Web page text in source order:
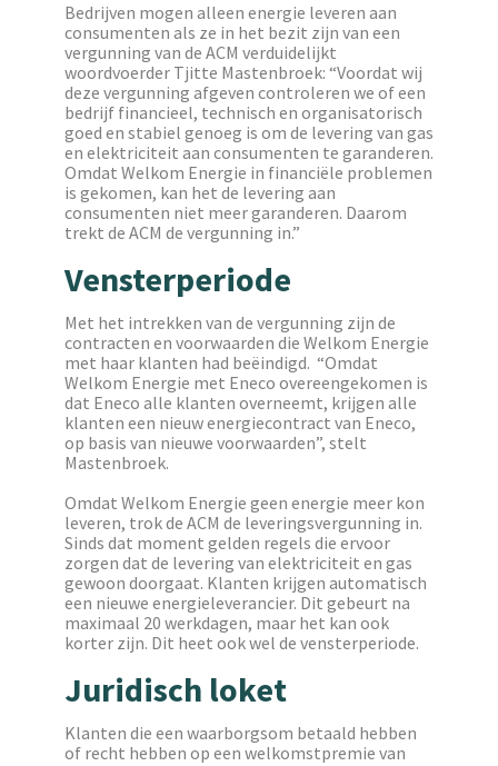
Bedrijven mogen alleen energie leveren aan
consumenten als ze in het bezit zijn van een
vergunning van de ACM verduidelijkt
woordvoerder Tjitte Mastenbroek: “Voordat wij
deze vergunning afgeven controleren we of een
bedrijf financieel, technisch en organisatorisch
goed en stabiel genoeg is om de levering van gas
en elektriciteit aan consumenten te garanderen.
Omdat Welkom Energie in financiële problemen
is gekomen, kan het de levering aan
consumenten niet meer garanderen. Daarom
trekt de ACM de vergunning in.”
Vensterperiode
Met het intrekken van de vergunning zijn de
contracten en voorwaarden die Welkom Energie
met haar klanten had beëindigd. “Omdat
Welkom Energie met Eneco overeengekomen is
dat Eneco alle klanten overneemt, krijgen alle
klanten een nieuw energiecontract van Eneco,
op basis van nieuwe voorwaarden”, stelt
Mastenbroek.
Omdat Welkom Energie geen energie meer kon
leveren, trok de ACM de leveringsvergunning in.
Sinds dat moment gelden regels die ervoor
zorgen dat de levering van elektriciteit en gas
gewoon doorgaat. Klanten krijgen automatisch
een nieuwe energieleverancier. Dit gebeurt na
maximaal 20 werkdagen, maar het kan ook
korter zijn. Dit heet ook wel de vensterperiode.
Juridisch loket
Klanten die een waarborgsom betaald hebben
of recht hebben op een welkomstpremie van